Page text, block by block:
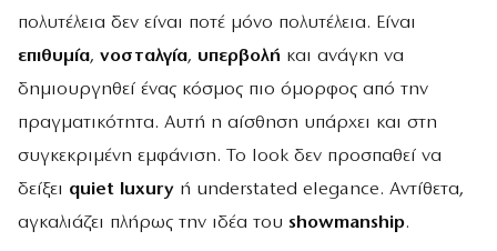
πολυτέλεια δεν είναι ποτέ μόνο πολυτέλεια. Είναι
επιθυμία, νοσταλγία, υπερβολή και ανάγκη να
δημιουργηθεί ένας κόσμος πιο όμορφος από την
πραγματικότητα. Αυτή η αίσθηση υπάρχει και στη
συγκεκριμένη εμφάνιση. Το look δεν προσπαθεί να
δείξει quiet luxury ή understated elegance. Αντίθετα,
αγκαλιάζει πλήρως την ιδέα του showmanship.